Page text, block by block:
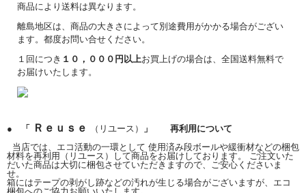
商品により送料は異なります。
離島地区は、商品の大きさによって別途費用がかかる場合がござい
ます。都度お問い合せください。
１回につき １０，０００円以上お買上げの場合は、全国送料無料で
お届けいたします。
● 「 Ｒｅｕｓｅ （リユース）
」 再利用について
当店では、エコ活動の一環として 使用済み段ボールや緩衝材などの梱包
材料を再利用（リユース）して商品をお届けしております。 ご注文いた
だいた商品は大切に梱包させていただきますので、ご安心くださいま
せ。
箱にはテープの剥がし跡などの汚れが生じる場合がございますが、エコ